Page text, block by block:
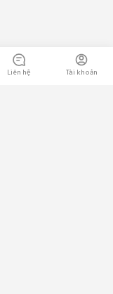
Liên hệ Tài khoản